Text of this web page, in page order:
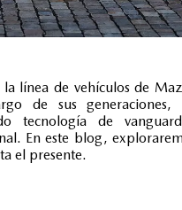
línea de vehículos de
de sus generaciones,
tecnología de
En este blog,
el presente.